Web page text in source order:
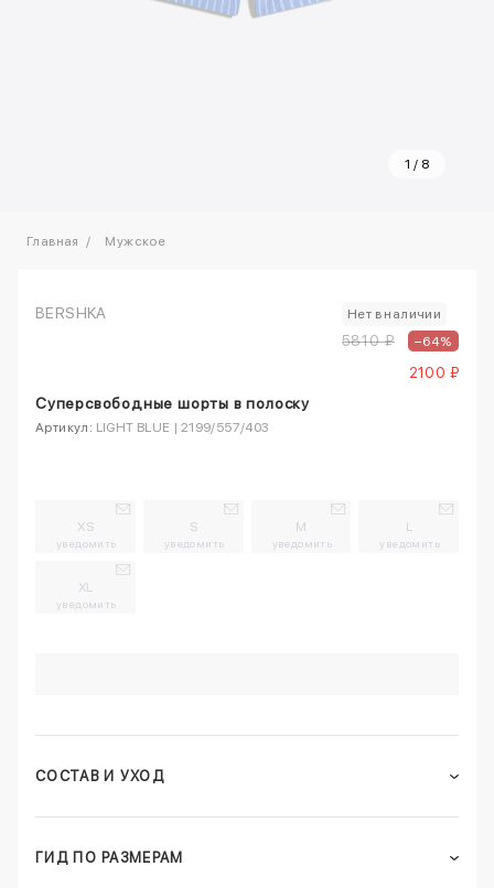
1 / 8
Главная Мужское
BERSHKA Нет в наличии
5810 ₽ –64%
2100 ₽
Суперсвободные шорты в полоску
Артикул: LIGHT BLUE | 2199/557/403
XS
уведомить
S
уведомить
M
уведомить
L
уведомить
XL
уведомить
СОСТАВ И УХОД
ГИД ПО РАЗМЕРАМ